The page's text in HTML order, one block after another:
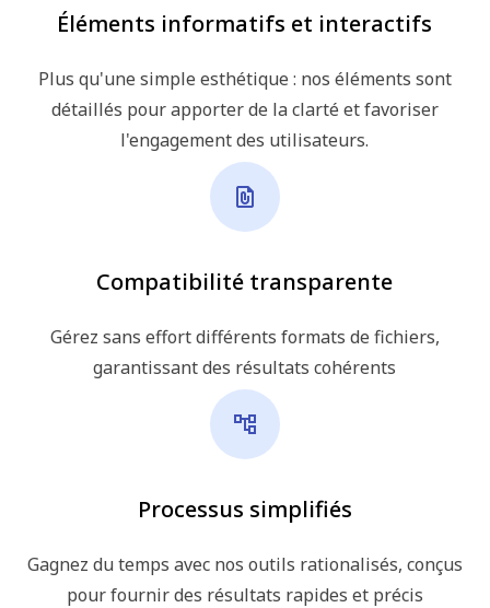
Éléments informatifs et interactifs
Plus qu'une simple esthétique : nos éléments sont
détaillés pour apporter de la clarté et favoriser
l'engagement des utilisateurs.
Compatibilité transparente
Gérez sans effort différents formats de fichiers,
garantissant des résultats cohérents
Processus simplifiés
Gagnez du temps avec nos outils rationalisés, conçus
pour fournir des résultats rapides et précis